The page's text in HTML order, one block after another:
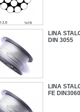
LINA
DIN 3055
LINA
FE DIN3060